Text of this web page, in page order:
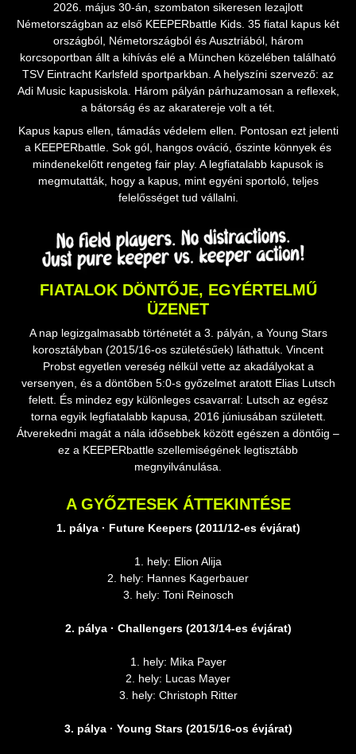
2026. május 30-án, szombaton sikeresen lezajlott
Németországban az első KEEPERbattle Kids. 35 fiatal kapus két
országból, Németországból és Ausztriából, három
korcsoportban állt a kihívás elé a München közelében található
TSV Eintracht Karlsfeld sportparkban. A helyszíni szervező: az
Adi Music kapusiskola. Három pályán párhuzamosan a reflexek,
a bátorság és az akaratereje volt a tét.
Kapus kapus ellen, támadás védelem ellen. Pontosan ezt jelenti
a KEEPERbattle. Sok gól, hangos ováció, őszinte könnyek és
mindenekelőtt rengeteg fair play. A legfiatalabb kapusok is
megmutatták, hogy a kapus, mint egyéni sportoló, teljes
felelősséget tud vállalni.
FIATALOK DÖNTŐJE, EGYÉRTELMŰ
ÜZENET
A nap legizgalmasabb történetét a 3. pályán, a Young Stars
korosztályban (2015/16-os születésűek) láthattuk. Vincent
Probst egyetlen vereség nélkül vette az akadályokat a
versenyen, és a döntőben 5:0-s győzelmet aratott Elias Lutsch
felett. És mindez egy különleges csavarral: Lutsch az egész
torna egyik legfiatalabb kapusa, 2016 júniusában született.
Átverekedni magát a nála idősebbek között egészen a döntőig –
ez a KEEPERbattle szellemiségének legtisztább
megnyilvánulása.
A GYŐZTESEK ÁTTEKINTÉSE
1. pálya · Future Keepers (2011/12-es évjárat)
1. hely: Elion Alija
2. hely: Hannes Kagerbauer
3. hely: Toni Reinosch
2. pálya · Challengers (2013/14-es évjárat)
1. hely: Mika Payer
2. hely: Lucas Mayer
3. hely: Christoph Ritter
3. pálya · Young Stars (2015/16-os évjárat)